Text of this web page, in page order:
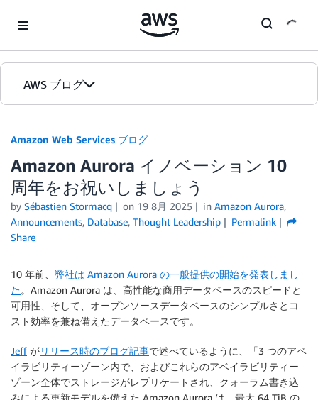
AWS ブログ
カテゴリ
エディション
Amazon Web Services ブログ
Amazon Aurora イノベーション 10
周年をお祝いしましょう
by Sébastien Stormacq on 19 8月 2025 in Amazon Aurora,
Announcements, Database, Thought Leadership
Permalink
Share
10 年前、 弊社は Amazon Aurora の一般提供の開始を発表しまし
た。Amazon Aurora は、高性能な商用データベースのスピードと
可用性、そして、オープンソースデータベースのシンプルさとコ
スト効率を兼ね備えたデータベースです。
Jeff がリリース時のブログ記事で述べているように、「3 つのアベ
イラビリティーゾーン内で、およびこれらのアベイラビリティー
ゾーン全体でストレージがレプリケートされ、クォーラム書き込
みによる更新モデルを備えた Amazon Aurora は、最大 64 TiB の